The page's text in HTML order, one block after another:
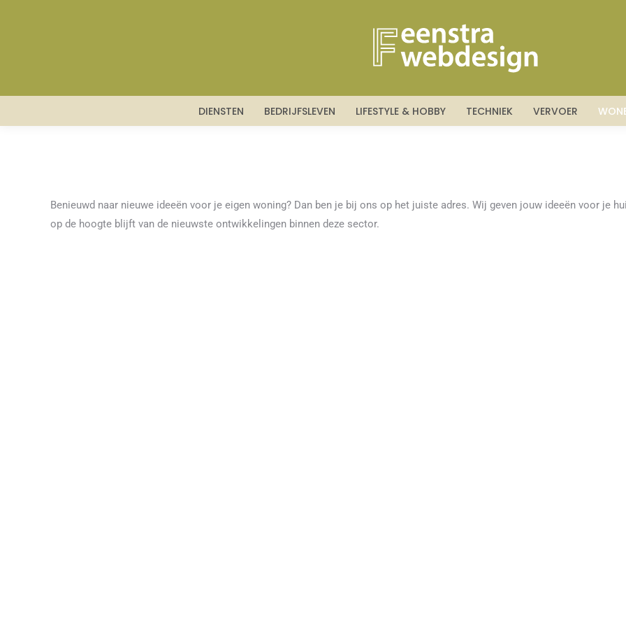
DIENSTEN BEDRIJFSLEVEN LIFESTYLE & HOBBY TECHNIEK VERVOER
Benieuwd naar nieuwe ideeën voor je eigen woning? Dan ben je bij ons op het juiste adres. Wij geven jouw ideeën voor je
op de hoogte blijft van de nieuwste ontwikkelingen binnen deze sector.